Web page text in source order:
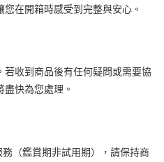
在開箱時感受到完整與安心。
收到商品後有任何疑問或需要協
快為您處理。
（鑑賞期非試用期），請保持商